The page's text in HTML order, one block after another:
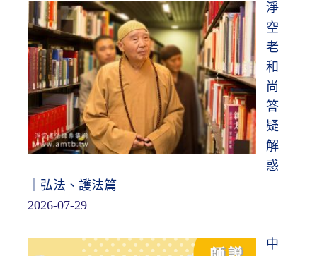
淨
空
老
和
尚
答
疑
解
惑
｜弘法、護法篇
2026-07-29
中